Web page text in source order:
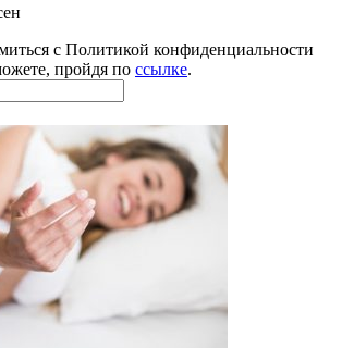
с Политикой конфиденциальности
пройдя по ссылке.